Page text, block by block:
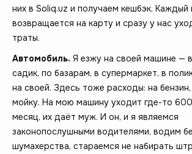
них в Soliq.uz и получаем кешбэк. Каждый
возвращается на карту и сразу у нас
траты.
Автомобиль. Я езжу на своей машине —
садик, по базарам, в супермаркет, в
на своей. Здесь тоже расходы: на
мойку. На мою машину уходит где-то
месяц, их даёт муж. И он, и я являемся
законопослушными водителями, водим
шумахерства, стараемся не набирать